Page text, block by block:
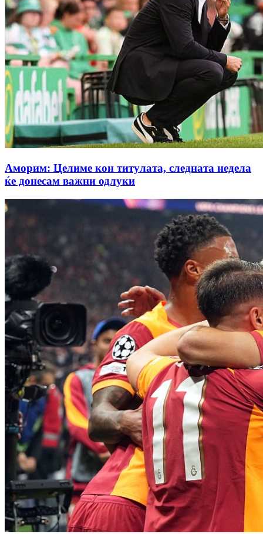
Аморим: Целиме кон титулата, следната недела
ќе донесам важни одлуки